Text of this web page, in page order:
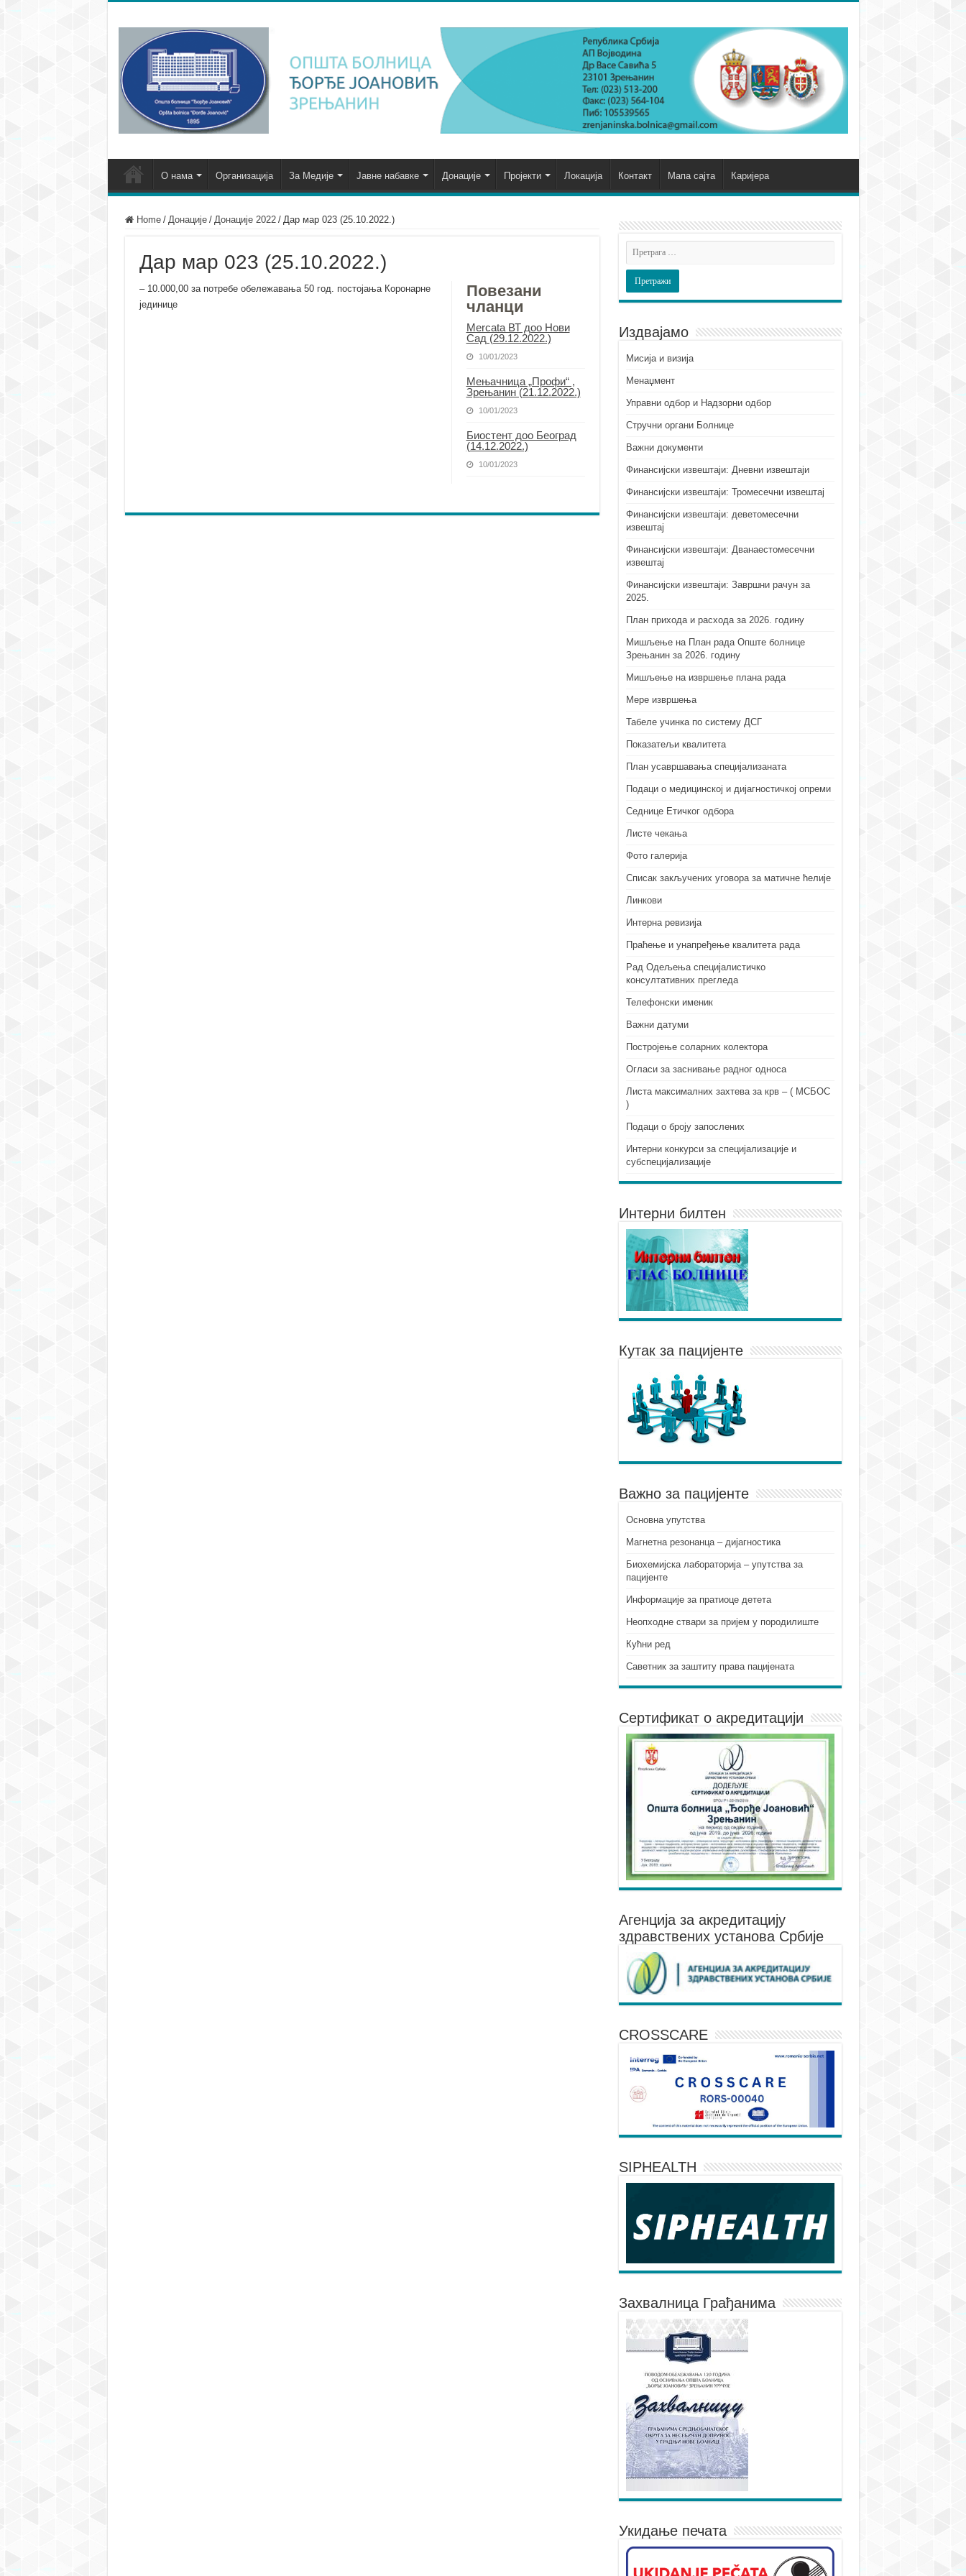
О нама Организација За Медије Јавне набавке Донације Пројекти Локација Контакт Мапа сајта Каријера
Home / Донације / Донације 2022 / Дар мар 023 (25.10.2022.)
Дар мар 023 (25.10.2022.)
Повезани
чланци
Mercata ВТ доо Нови
Сад (29.12.2022.)
10/01/2023
Мењачница „Профи“ ,
Зрењанин (21.12.2022.)
10/01/2023
Биостент доо Београд
(14.12.2022.)
10/01/2023
– 10.000,00 за потребе обележавања 50 год. постојања Коронарне
јединице
Издвајамо
Мисија и визија
Менаџмент
Управни одбор и Надзорни одбор
Стручни органи Болнице
Важни документи
Финансијски извештаји: Дневни извештаји
Финансијски извештаји: Тромесечни извештај
Финансијски извештаји: деветомесечни
извештај
Финансијски извештаји: Дванаестомесечни
извештај
Финансијски извештаји: Завршни рачун за
2025.
План прихода и расхода за 2026. годину
Мишљење на План рада Опште болнице
Зрењанин за 2026. годину
Мишљење на извршење плана рада
Мере извршења
Табеле учинка по систему ДСГ
Показатељи квалитета
План усавршавања специјализаната
Подаци о медицинској и дијагностичкој опреми
Седнице Етичког одбора
Листе чекања
Фото галерија
Списак закључених уговора за матичне ћелије
Линкови
Интерна ревизија
Праћење и унапређење квалитета рада
Рад Одељења специјалистичко
консултативних прегледа
Телефонски именик
Важни датуми
Постројење соларних колектора
Огласи за заснивање радног односа
Листа максималних захтева за крв – ( МСБОС
)
Подаци о броју запослених
Интерни конкурси за специјализације и
субспецијализације
Интерни билтен
Кутак за пацијенте
Важно за пацијенте
Основна упутства
Mагнетна резонанца – дијагностика
Биохемијска лабораторија – упутства за
пацијенте
Информације за пратиоце детета
Неопходне ствари за пријем у породилиште
Кућни ред
Саветник за заштиту права пацијената
Сертификат о акредитацији
Агенцијa за акредитацију
здравствених установа Србије
CROSSCARE
SIPHEALTH
Захвалница Грађанима
Укидање печата